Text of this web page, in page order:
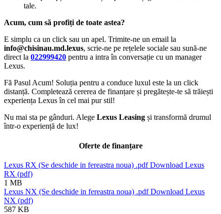
tale.
Acum, cum să profiți de toate astea?
E simplu ca un click sau un apel. Trimite-ne un email la
info@chisinau.md.lexus, scrie-ne pe rețelele sociale sau sună-ne
direct la 022999420 pentru a intra în conversație cu un manager
Lexus.
Fă Pasul Acum! Soluția pentru a conduce luxul este la un click
distanță. Completează cererea de finanțare și pregătește-te să trăiești
experiența Lexus în cel mai pur stil!
Nu mai sta pe gânduri. Alege Lexus Leasing și transformă drumul
într-o experiență de lux!
Oferte de finanțare
Lexus RX (Se deschide in fereastra noua) .pdfDownload Lexus
RX (pdf)
1 MB
Lexus NX (Se deschide in fereastra noua) .pdfDownload Lexus
NX (pdf)
587 KB